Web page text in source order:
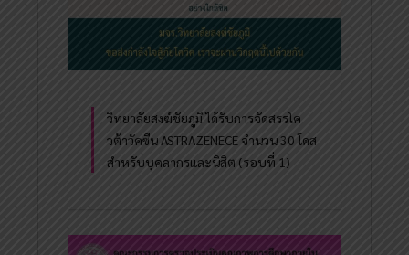
วิทยาลัยสงฆ์ชัยภูมิ ได้รับการจัดสรรโค
วต้าวัคซีน ASTRAZENECE จำนวน 30 โดส
สำหรับบุคลากรและนิสิต (รอบที่ 1)